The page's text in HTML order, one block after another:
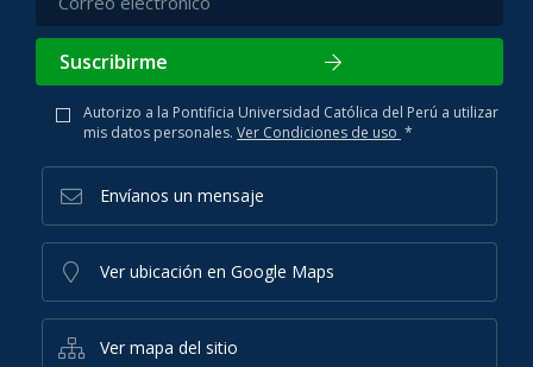
Suscribirme
Autorizo a la Pontificia Universidad Católica del Perú a utilizar
mis datos personales. Ver Condiciones de uso *
Envíanos un mensaje
Ver ubicación en Google Maps
Ver mapa del sitio